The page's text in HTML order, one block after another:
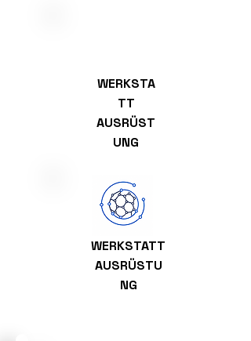
WERKSTA
TT
AUSRÜST
UNG
WERKSTATT
AUSRÜSTU
NG